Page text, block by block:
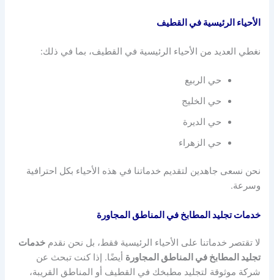
الأحياء الرئيسية في القطيف
نغطي العديد من الأحياء الرئيسية في القطيف، بما في ذلك:
حي الربيع
حي الخليج
حي الديرة
حي الزهراء
نحن نسعى جاهدين لتقديم خدماتنا في هذه الأحياء بكل احترافية
وسرعة.
خدمات تجليد المطابخ في المناطق المجاورة
لا تقتصر خدماتنا على الأحياء الرئيسية فقط، بل نحن نقدمخدمات
تجليد المطابخ في المناطق المجاورة أيضًا. إذا كنت تبحث عن
شركة موثوقة لتجليد مطبخك في القطيف أو المناطق القريبة،